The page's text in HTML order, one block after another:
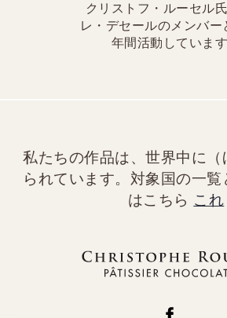
クリストフ・ルーセル
レ・デセールのメンバー
年間活動しています
私たちの作品は、世界中に（
られています。対象国の一
はこちら これ